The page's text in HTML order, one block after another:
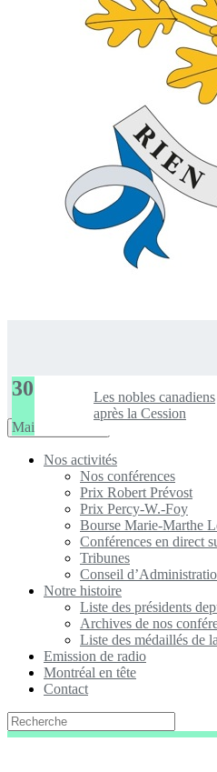
30
Mai
Les nobles canadiens
après la Cession
Toggle
navigation
Navigation Menu
Nos activités
Nos conférences
Prix Robert Prévost
Prix Percy-W.-Foy
Bourse Marie-Marthe
Conférences en direct
Tribunes
Conseil
Notre histoire
Liste des présidents
Archives de nos
Liste des médaillés de
Emission de radio
Montréal en tête
Contact